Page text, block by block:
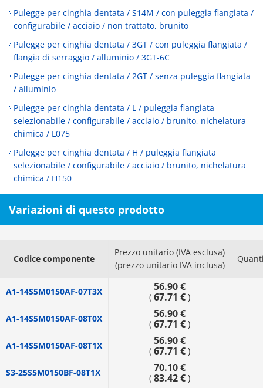
Pulegge per cinghia dentata / S14M / con puleggia flangiata /
configurabile / acciaio / non trattato, brunito
Pulegge per cinghia dentata / 3GT / con puleggia flangiata /
flangia di serraggio / alluminio / 3GT-6C
Pulegge per cinghia dentata / 2GT / senza puleggia flangiata
/ alluminio
Pulegge per cinghia dentata / L / puleggia flangiata
selezionabile / configurabile / acciaio / brunito, nichelatura
chimica / L075
Pulegge per cinghia dentata / H / puleggia flangiata
selezionabile / configurabile / acciaio / brunito, nichelatura
chimica / H150
Variazioni di questo prodotto
Codice componente
Prezzo unitario (IVA esclusa)
(prezzo unitario IVA inclusa)
A1-14S5M0150AF-07T3X 56.90 €
( 67.71 € )
A1-14S5M0150AF-08T0X 56.90 €
( 67.71 € )
A1-14S5M0150AF-08T1X 56.90 €
( 67.71 € )
S3-25S5M0150BF-08T1X 70.10 €
( 83.42 € )